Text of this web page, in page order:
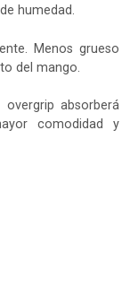
humedad.
Menos grueso
del mango.
overgrip absorberá
comodidad y